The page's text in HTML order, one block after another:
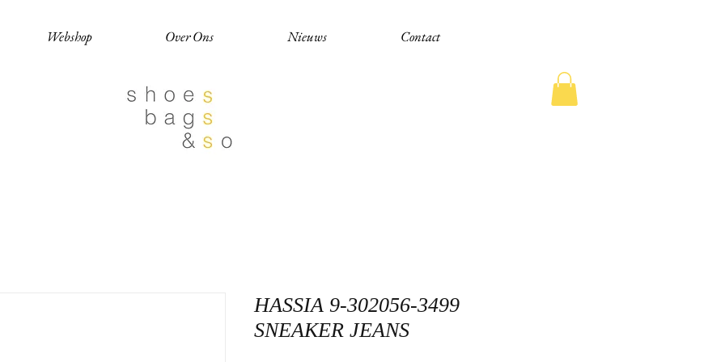
Webshop Over Ons Nieuws Contact
HASSIA 9-302056-3499
SNEAKER JEANS